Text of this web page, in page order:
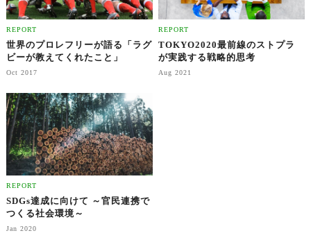
REPORT
世界のプロレフリーが語る「ラグ
ビーが教えてくれたこと」
Oct 2017
REPORT
TOKYO2020最前線のストプラ
が実践する戦略的思考
Aug 2021
REPORT
SDGs達成に向けて ～官民連携で
つくる社会環境～
Jan 2020